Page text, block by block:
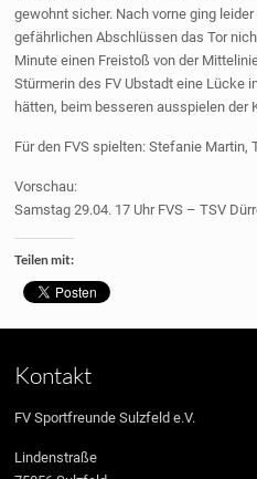
gewohnt sicher. Nach vorne ging
gefährlichen Abschlüssen das Tor
Minute einen Freistoß von der
Stürmerin des FV Ubstadt eine Lücke
hätten, beim besseren ausspielen
Für den FVS spielten: Stefanie Martin,
Vorschau:
Samstag 29.04. 17 Uhr FVS – TSV
Teilen mit:
Kontakt
FV Sportfreunde Sulzfeld e.V.
Lindenstraße